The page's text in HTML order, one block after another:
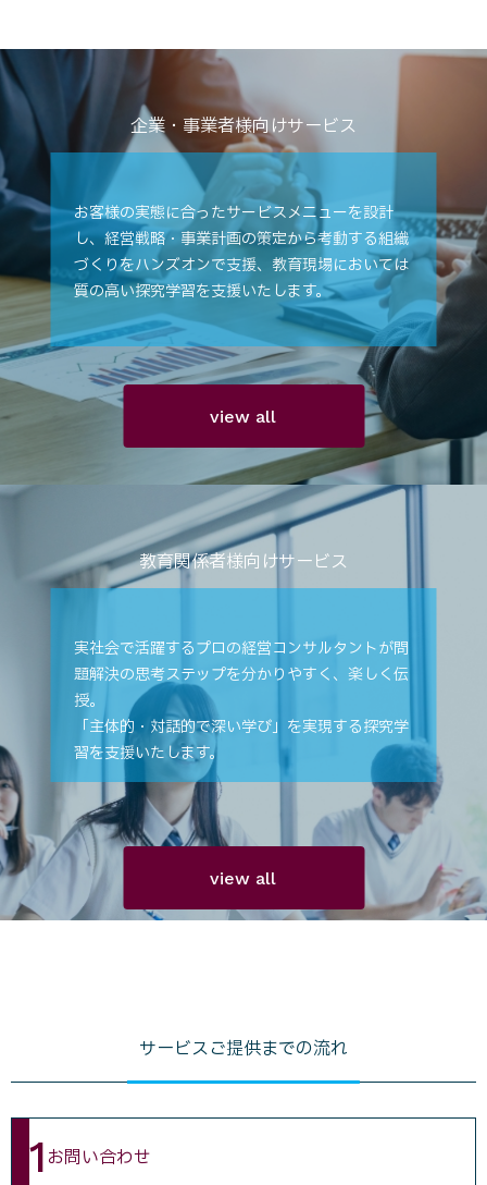
企業・事業者様向けサービス
お客様の実態に合ったサービスメニューを設計
し、経営戦略・事業計画の策定から考動する組織
づくりをハンズオンで支援、教育現場においては
質の高い探究学習を支援いたします。
view all
教育関係者様向けサービス
実社会で活躍するプロの経営コンサルタントが問
題解決の思考ステップを分かりやすく、楽しく伝
授。
「主体的・対話的で深い学び」を実現する探究学
習を支援いたします。
view all
サービスご提供までの流れ
1 お問い合わせ